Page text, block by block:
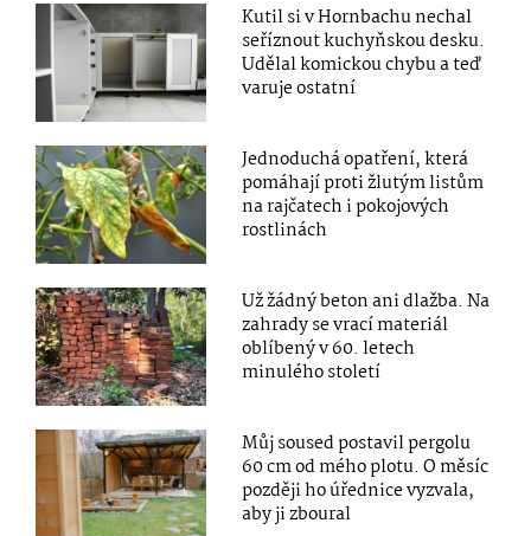
Kutil si v Hornbachu nechal
seříznout kuchyňskou desku.
Udělal komickou chybu a teď
varuje ostatní
Jednoduchá opatření, která
pomáhají proti žlutým listům
na rajčatech i pokojových
rostlinách
Už žádný beton ani dlažba. Na
zahrady se vrací materiál
oblíbený v 60. letech
minulého století
Můj soused postavil pergolu
60 cm od mého plotu. O měsíc
později ho úřednice vyzvala,
aby ji zboural